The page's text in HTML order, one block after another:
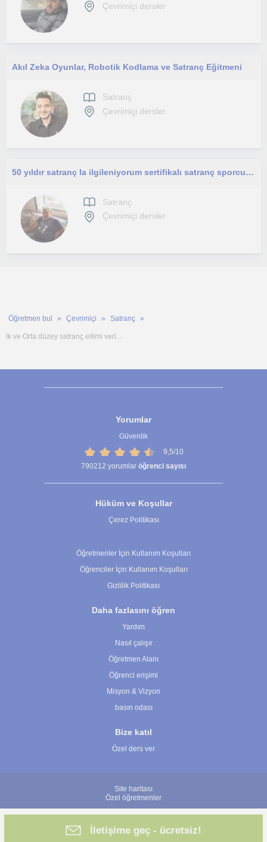
İletişime geç - ücretsiz!
Çevrimiçi dersler
Akıl Zeka Oyunlar, Robotik Kodlama ve Satranç Eğitmeni
Satranç
Çevrimiçi dersler
50 yıldır satranç la ilgileniyorum sertifikalı satranç sporcusuym sertifikalı satranç antranoruyum ilk ve orta derece ders verebi
Satranç
Çevrimiçi dersler
Öğretmen bul Çevrimiçi Satranç
lk ve Orta düzey satranç eitimi veri...
Yorumlar
Güvenlik
9,5/10
790212 yorumlar öğrenci sayısı
Hüküm ve Koşullar
Çerez Politikası
Öğretmenler İçin Kullanım Koşulları
Öğrenciler İçin Kullanım Koşulları
Gizlilik Politikası
Daha fazlasını öğren
Yardım
Nasıl çalışır
Öğretmen Alanı
Öğrenci erişimi
Misyon & Vizyon
basın odası
Bize katıl
Özel ders ver
Site haritası
Özel öğretmenler
© 2007 - 2026 ÖğretmenBulun